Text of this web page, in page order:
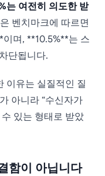
는 여전히 의도한 받
벤치마크에 따르면
며, **10.5%**는 스
단됩니다.
이유는 실질적인 질
아니라 “수신자가
있는 형태로 받았
함이 아닙니다